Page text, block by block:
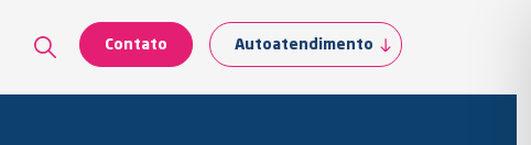
Contato Autoatendimento